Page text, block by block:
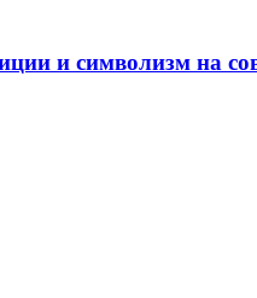
и символизм на